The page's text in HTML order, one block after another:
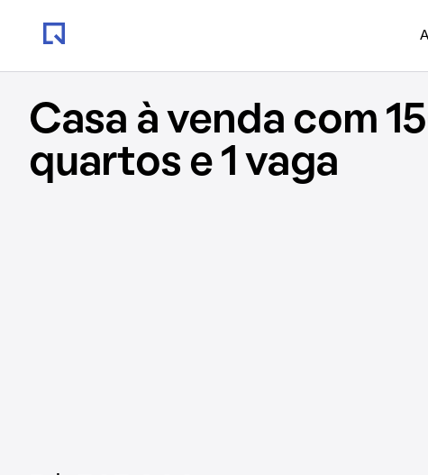
Casa à venda com
quartos e 1 vaga